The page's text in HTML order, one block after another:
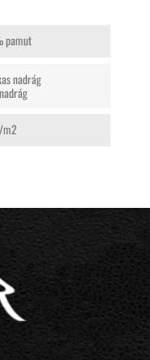
pamut
nadrág
m2